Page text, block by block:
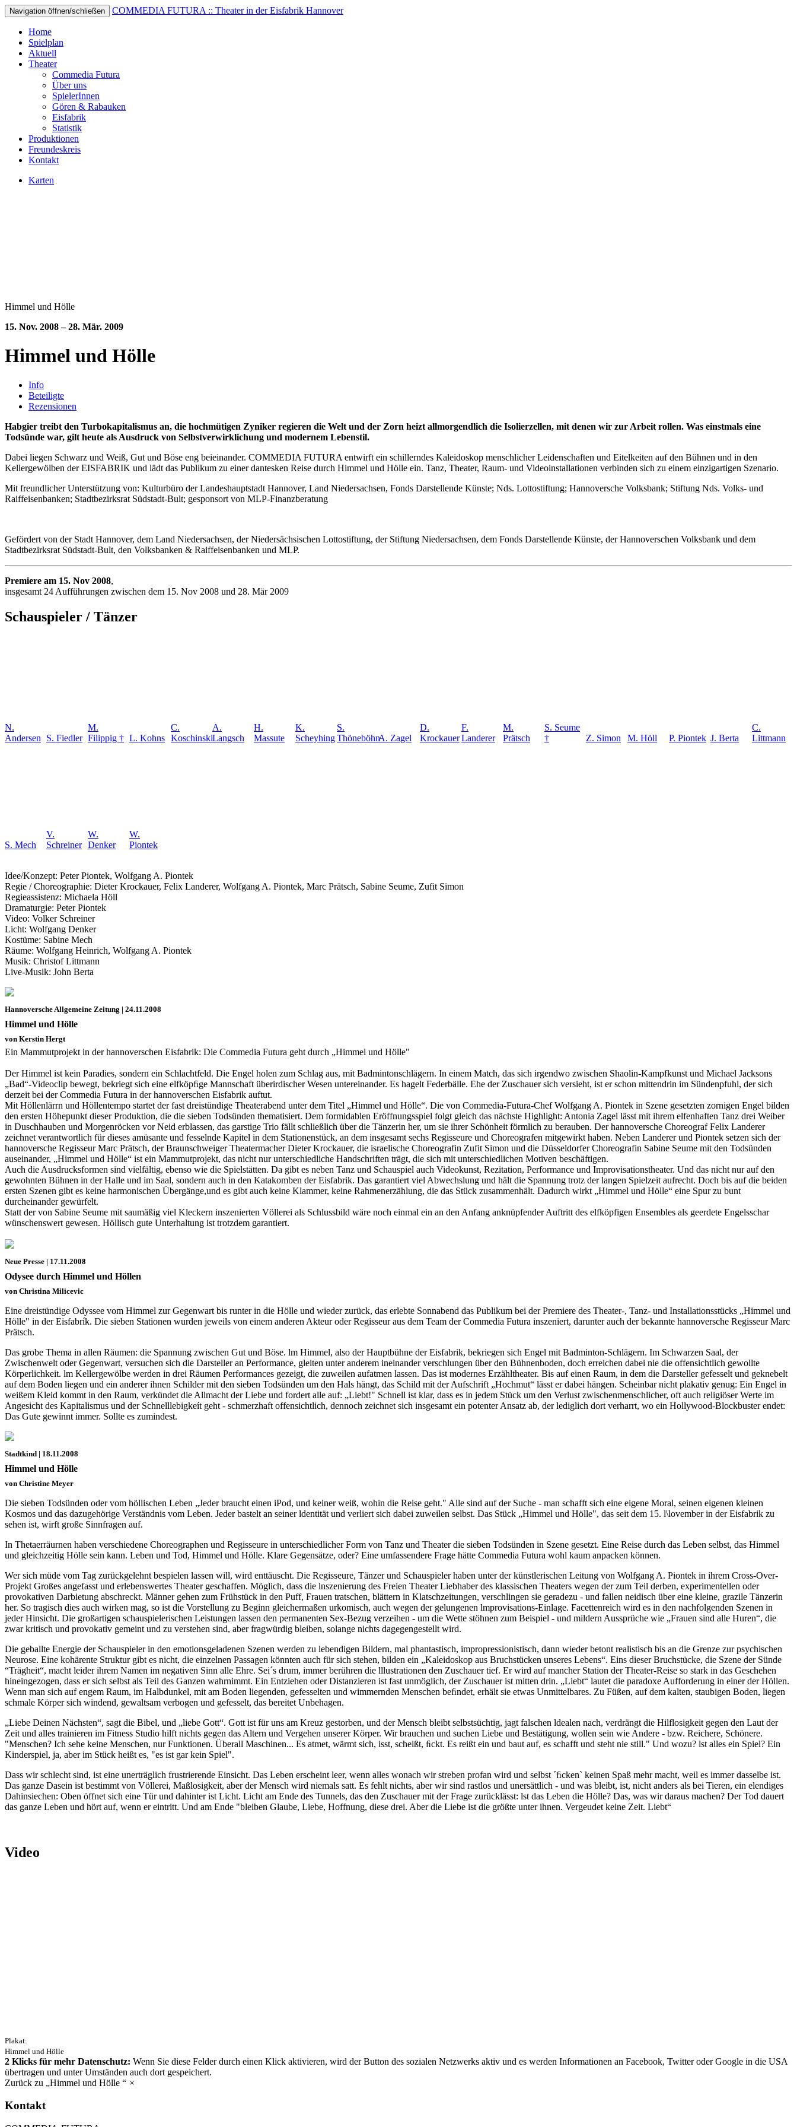
Navigation öffnen/schließen COMMEDIA FUTURA :: Theater in der Eisfabrik Hannover
Home
Spielplan
Aktuell
Theater
Commedia Futura
Über uns
SpielerInnen
Gören & Rabauken
Eisfabrik
Statistik
Produktionen
Freundeskreis
Kontakt
Karten
Himmel und Hölle
15. Nov. 2008 – 28. Mär. 2009
Himmel und Hölle
Info
Beteiligte
Rezensionen
Habgier treibt den Turbokapitalismus an, die hochmütigen Zyniker regieren die Welt und der Zorn heizt allmorgendlich die Isolierzellen, mit denen wir zur Arbeit rollen. Was einstmals eine
Todsünde war, gilt heute als Ausdruck von Selbstverwirklichung und modernem Lebenstil.
Dabei liegen Schwarz und Weiß, Gut und Böse eng beieinander. COMMEDIA FUTURA entwirft ein schillerndes Kaleidoskop menschlicher Leidenschaften und Eitelkeiten auf den Bühnen und in den
Kellergewölben der EISFABRIK und lädt das Publikum zu einer dantesken Reise durch Himmel und Hölle ein. Tanz, Theater, Raum- und Videoinstallationen verbinden sich zu einem einzigartigen Szenario.
Mit freundlicher Unterstützung von: Kulturbüro der Landeshauptstadt Hannover, Land Niedersachsen, Fonds Darstellende Künste; Nds. Lottostiftung; Hannoversche Volksbank; Stiftung Nds. Volks- und
Raiffeisenbanken; Stadtbezirksrat Südstadt-Bult; gesponsort von MLP-Finanzberatung
Gefördert von der Stadt Hannover, dem Land Niedersachsen, der Niedersächsischen Lottostiftung, der Stiftung Niedersachsen, dem Fonds Darstellende Künste, der Hannoverschen Volksbank und dem
Stadtbezirksrat Südstadt-Bult, den Volksbanken & Raiffeisenbanken und MLP.
Premiere am 15. Nov 2008,
insgesamt 24 Aufführungen zwischen dem 15. Nov 2008 und 28. Mär 2009
Schauspieler / Tänzer
N.
Andersen
S. Fiedler
M.
Filippig † L. Kohns
C.
Koschinski
A.
Langsch
H.
Massute
K.
Scheyhing
S.
ThöneböhnA. Zagel
D.
Krockauer
F.
Landerer
M.
Prätsch
S. Seume
†
Z. Simon M. Höll P. Piontek J. Berta
C.
Littmann
S. Mech
V.
Schreiner
W.
Denker
W.
Piontek
Idee/Konzept: Peter Piontek, Wolfgang A. Piontek
Regie / Choreographie: Dieter Krockauer, Felix Landerer, Wolfgang A. Piontek, Marc Prätsch, Sabine Seume, Zufit Simon
Regieassistenz: Michaela Höll
Dramaturgie: Peter Piontek
Video: Volker Schreiner
Licht: Wolfgang Denker
Kostüme: Sabine Mech
Räume: Wolfgang Heinrich, Wolfgang A. Piontek
Musik: Christof Littmann
Live-Musik: John Berta
Hannoversche Allgemeine Zeitung | 24.11.2008
Himmel und Hölle
von Kerstin Hergt
Ein Mammutprojekt in der hannoverschen Eisfabrik: Die Commedia Futura geht durch „Himmel und Hölle"
Der Himmel ist kein Paradies, sondern ein Schlachtfeld. Die Engel holen zum Schlag aus, mit Badmintonschlägern. In einem Match, das sich irgendwo zwischen Shaolin-Kampfkunst und Michael Jacksons
„Bad“-Videoclip bewegt, bekriegt sich eine elfköpﬁge Mannschaft überirdischer Wesen untereinander. Es hagelt Federbälle. Ehe der Zuschauer sich versieht, ist er schon mittendrin im Sündenpfuhl, der sich
derzeit bei der Commedia Futura in der hannoverschen Eisfabrik auftut.
Mit Höllenlärrn und Höllentempo startet der fast dreistündige Theaterabend unter dem Titel „Himmel und Hölle“. Die von Commedia-Futura-Chef Wolfgang A. Piontek in Szene gesetzten zornigen Engel bilden
den ersten Höhepunkt dieser Produktion, die die sieben Todsünden thematisiert. Dem formidablen Eröffnungsspiel folgt gleich das nächste Highlight: Antonia Zagel lässt mit ihrem elfenhaften Tanz drei Weiber
in Duschhauben und Morgenröcken vor Neid erblassen, das garstige Trio fällt schließlich über die Tänzerin her, um sie ihrer Schönheit förmlich zu berauben. Der hannoversche Choreograf Felix Landerer
zeichnet verantwortlich für dieses amüsante und fesselnde Kapitel in dem Stationenstück, an dem insgesamt sechs Regisseure und Choreografen mitgewirkt haben. Neben Landerer und Piontek setzen sich der
hannoversche Regisseur Marc Prätsch, der Braunschweiger Theatermacher Dieter Krockauer, die israelische Choreografin Zufit Simon und die Düsseldorfer Choreografin Sabine Seume mit den Todsünden
auseinander, „Himmel und Hölle“ ist ein Mammutprojekt, das nicht nur unterschiedliche Handschriften trägt, die sich mit unterschiedlichen Motiven beschäftigen.
Auch die Ausdrucksformen sind vielfältig, ebenso wie die Spielstätten. Da gibt es neben Tanz und Schauspiel auch Videokunst, Rezitation, Performance und Improvisationstheater. Und das nicht nur auf den
gewohnten Bühnen in der Halle und im Saal, sondern auch in den Katakomben der Eisfabrik. Das garantiert viel Abwechslung und hält die Spannung trotz der langen Spielzeit aufrecht. Doch bis auf die beiden
ersten Szenen gibt es keine harmonischen Übergänge,und es gibt auch keine Klammer, keine Rahmenerzählung, die das Stück zusammenhält. Dadurch wirkt „Himmel und Hölle“ eine Spur zu bunt
durcheinander gewürfelt.
Statt der von Sabine Seume mit saumäßig viel Kleckern inszenierten Völlerei als Schlussbild wäre noch einmal ein an den Anfang anknüpfender Auftritt des elfköpfigen Ensembles als geerdete Engelsschar
wünschenswert gewesen. Höllisch gute Unterhaltung ist trotzdem garantiert.
Neue Presse | 17.11.2008
Odysee durch Himmel und Höllen
von Christina Milicevic
Eine dreistündige Odyssee vom Himmel zur Gegenwart bis runter in die Hölle und wieder zurück, das erlebte Sonnabend das Publikum bei der Premiere des Theater-, Tanz- und Installationsstücks „Himmel und
Hölle" in der Eisfabrík. Die sieben Stationen wurden jeweils von einem anderen Akteur oder Regisseur aus dem Team der Commedia Futura inszeniert, darunter auch der bekannte hannoversche Regisseur Marc
Prätsch.
Das grobe Thema in allen Räumen: die Spannung zwischen Gut und Böse. lm Himmel, also der Hauptbühne der Eisfabrik, bekriegen sich Engel mit Badminton-Schlägern. Im Schwarzen Saal, der
Zwischenwelt oder Gegenwart, versuchen sich die Darsteller an Performance, gleiten unter anderem ineinander verschlungen über den Bühnenboden, doch erreichen dabei nie die offensichtlich gewollte
Körperlichkeit. lm Kellergewölbe werden in drei Räumen Performances gezeigt, die zuweilen aufatmen lassen. Das ist modernes Erzähltheater. Bis auf einen Raum, in dem die Darsteller gefesselt und geknebelt
auf dem Boden liegen und ein anderer ihnen Schilder mit den sieben Todsünden um den Hals hängt, das Schild mit der Aufschrift „Hochmut“ lässt er dabei hängen. Scheinbar nicht plakativ genug: Ein Engel in
weißem Kleid kommt in den Raum, verkündet die Allmacht der Liebe und fordert alle auf: „Liebt!" Schnell ist klar, dass es in jedem Stück um den Verlust zwischenmenschlicher, oft auch religiöser Werte im
Angesicht des Kapitalismus und der Schnelllebigkeít geht - schmerzhaft offensichtlich, dennoch zeichnet sich insgesamt ein potenter Ansatz ab, der lediglich dort verharrt, wo ein Hollywood-Blockbuster endet:
Das Gute gewinnt immer. Sollte es zumindest.
Stadtkind | 18.11.2008
Himmel und Hölle
von Christine Meyer
Die sieben Todsünden oder vom höllischen Leben „Jeder braucht einen iPod, und keiner weiß, wohin die Reise geht." Alle sind auf der Suche - man schafft sich eine eigene Moral, seinen eigenen kleinen
Kosmos und das dazugehörige Verständnis vom Leben. Jeder bastelt an seiner ldentität und verliert sich dabei zuweilen selbst. Das Stück „Himmel und Hölle", das seit dem 15. l\lovember in der Eisfabrik zu
sehen ist, wirft große Sinnfragen auf.
In Thetaerräurnen haben verschiedene Choreographen und Regisseure in unterschiedlicher Form von Tanz und Theater die sieben Todsünden in Szene gesetzt. Eine Reise durch das Leben selbst, das Himmel
und gleichzeitig Hölle sein kann. Leben und Tod, Himmel und Hölle. Klare Gegensätze, oder? Eine umfassendere Frage hätte Commedia Futura wohl kaum anpacken können.
Wer sich müde vom Tag zurückgelehnt bespielen lassen will, wird enttäuscht. Die Regisseure, Tänzer und Schauspieler haben unter der künstlerischen Leitung von Wolfgang A. Piontek in ihrem Cross-Over-
Projekt Großes angefasst und erlebenswertes Theater geschaffen. Möglich, dass die lnszenierung des Freien Theater Liebhaber des klassischen Theaters wegen der zum Teil derben, experimentellen oder
provokativen Darbietung abschreckt. Männer gehen zum Frühstück in den Puff, Frauen tratschen, blättern in Klatschzeitungen, verschlingen sie geradezu - und fallen neidisch über eine kleine, grazile Tänzerin
her. So tragisch dies auch wirken mag, so ist die Vorstellung zu Beginn gleichermaßen urkomisch, auch wegen der gelungenen lmprovisations-Einlage. Facettenreich wird es in den nachfolgenden Szenen in
jeder Hinsicht. Die großartigen schauspielerischen Leistungen lassen den permanenten Sex-Bezug verzeihen - um die Wette stöhnen zum Beispiel - und mildern Aussprüche wie „Frauen sind alle Huren“, die
zwar kritisch und provokativ gemeint und zu verstehen sind, aber fragwürdig bleiben, solange nichts dagegengestellt wird.
Die geballte Energie der Schauspieler in den emotionsgeladenen Szenen werden zu lebendigen Bildern, mal phantastisch, impropressionistisch, dann wieder betont realistisch bis an die Grenze zur psychischen
Neurose. Eine kohärente Struktur gibt es nicht, die einzelnen Passagen könnten auch für sich stehen, bilden ein „Kaleidoskop aus Bruchstücken unseres Lebens“. Eins dieser Bruchstücke, die Szene der Sünde
“Trägheit“, macht leider ihrem Namen im negativen Sinn alle Ehre. Sei´s drum, immer berühren die lllustrationen den Zuschauer tief. Er wird auf mancher Station der Theater-Reise so stark in das Geschehen
hineingezogen, dass er sich selbst als Teil des Ganzen wahrnimmt. Ein Entziehen oder Distanzieren ist fast unmöglich, der Zuschauer ist mitten drin. „Liebt“ lautet die paradoxe Aufforderung in einer der Höllen.
Wenn man sich auf engem Raum, im Halbdunkel, mit am Boden liegenden, gefesselten und wimmernden Menschen beﬁndet, erhält sie etwas Unmittelbares. Zu Füßen, auf dem kalten, staubigen Boden, liegen
schmale Körper sich windend, gewaltsam verbogen und gefesselt, das bereitet Unbehagen.
„Liebe Deinen Nächsten“, sagt die Bibel, und „liebe Gott“. Gott ist für uns am Kreuz gestorben, und der Mensch bleibt selbstsüchtig, jagt falschen ldealen nach, verdrängt die Hilflosigkeit gegen den Laut der
Zeit und alles trainieren im Fitness Studio hilft nichts gegen das Altern und Vergehen unserer Körper. Wir brauchen und suchen Liebe und Bestätigung, wollen sein wie Andere - bzw. Reichere, Schönere.
"Menschen? Ich sehe keine Menschen, nur Funktionen. Überall Maschinen... Es atmet, wärmt sich, isst, scheißt, ﬁckt. Es reißt ein und baut auf, es schafft und steht nie still." Und wozu? lst alles ein Spiel? Ein
Kinderspiel, ja, aber im Stück heißt es, "es ist gar kein Spiel".
Dass wir schlecht sind, ist eine unerträglich frustrierende Einsicht. Das Leben erscheint leer, wenn alles wonach wir streben profan wird und selbst ´ﬁcken` keinen Spaß mehr macht, weil es immer dasselbe ist.
Das ganze Dasein ist bestimmt von Völlerei, Maßlosigkeit, aber der Mensch wird niemals satt. Es fehlt nichts, aber wir sind rastlos und unersättlich - und was bleibt, ist, nicht anders als bei Tieren, ein elendiges
Dahinsiechen: Oben öffnet sich eine Tür und dahinter ist Licht. Licht am Ende des Tunnels, das den Zuschauer mit der Frage zurücklässt: lst das Leben die Hölle? Das, was wir daraus machen? Der Tod dauert
das ganze Leben und hört auf, wenn er eintritt. Und am Ende "bleiben Glaube, Liebe, Hoffnung, diese drei. Aber die Liebe ist die größte unter ihnen. Vergeudet keine Zeit. Liebt“
Video
Plakat:
Himmel und Hölle
2 Klicks für mehr Datenschutz: Wenn Sie diese Felderdurch einen Klick aktivieren, wird der Button des sozialen Netzwerks aktiv und es werden Informationen an Facebook, Twitter oder Google in die USA
übertragen und unter Umständen auch dort gespeichert.
Zurück zu „Himmel und Hölle “ ×
Kontakt